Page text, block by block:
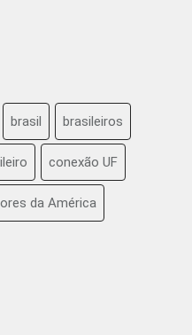
brasil brasileiros
conexão UF
da América